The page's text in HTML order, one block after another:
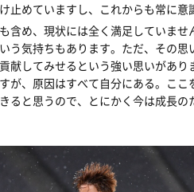
止めていますし、これからも常に意
含め、現状には全く満足していま
う気持ちもあります。ただ、その
献してみせるという強い思いがあ
が、原因はすべて自分にある。こ
ると思うので、とにかく今は成長